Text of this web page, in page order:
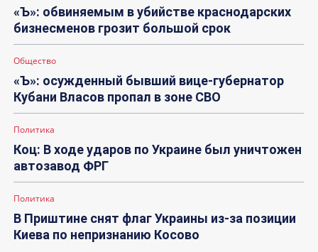
«Ъ»: обвиняемым в убийстве краснодарских
бизнесменов грозит большой срок
Общество
«Ъ»: осужденный бывший вице-губернатор
Кубани Власов пропал в зоне СВО
Политика
Коц: В ходе ударов по Украине был уничтожен
автозавод ФРГ
Политика
В Приштине снят флаг Украины из-за позиции
Киева по непризнанию Косово